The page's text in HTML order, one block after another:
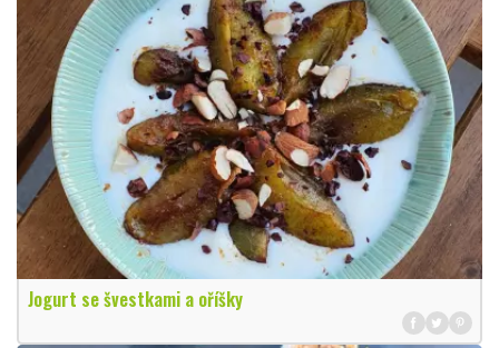
Jogurt se švestkami a oříšky